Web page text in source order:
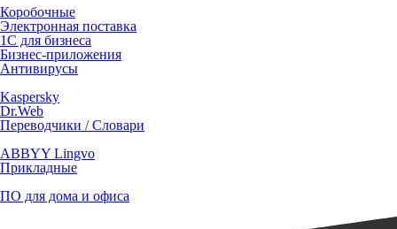
Коробочные
Электронная поставка
1С для бизнеса
Бизнес-приложения
Антивирусы
Kaspersky
Dr.Web
Переводчики / Словари
ABBYY Lingvo
Прикладные
ПО для дома и офиса